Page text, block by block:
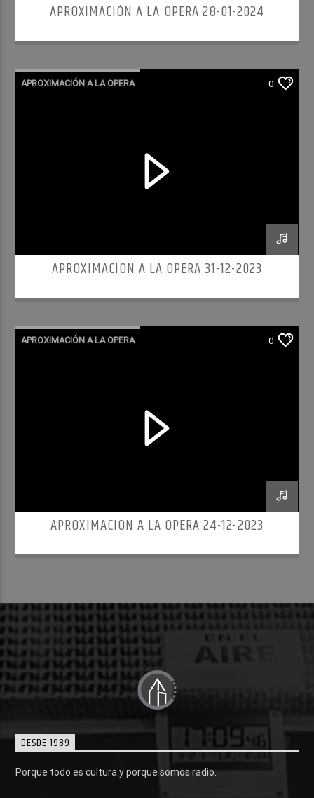
APROXIMACIÓN A LA OPERA 28-01-2024
APROXIMACIÓN A LA OPERA 0
APROXIMACIÓN A LA OPERA 31-12-2023
APROXIMACIÓN A LA OPERA 0
APROXIMACIÓN A LA OPERA 24-12-2023
DESDE 1989
Porque todo es cultura y porque somos radio.